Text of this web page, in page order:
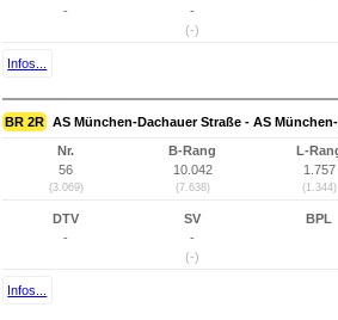
-
-
(-)
Infos...
BR 2R AS München-Dachauer Straße - AS
Nr.
56
(3.069)
B-Rang
10.042
(7.638)
L-
1.757
(1.344)
DTV
-
SV
-
(-)
BPL
Infos...